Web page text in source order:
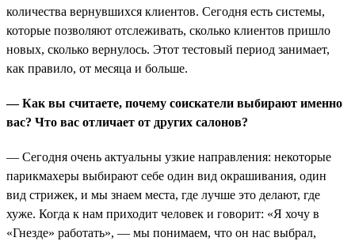
количества вернувшихся клиентов. Сегодня есть системы,
которые позволяют отслеживать, сколько клиентов пришло
новых, сколько вернулось. Этот тестовый период занимает,
как правило, от месяца и больше.
— Как вы считаете, почему соискатели выбирают именно
вас? Что вас отличает от других салонов?
— Сегодня очень актуальны узкие направления: некоторые
парикмахеры выбирают себе один вид окрашивания, один
вид стрижек, и мы знаем места, где лучше это делают, где
хуже. Когда к нам приходит человек и говорит: «Я хочу в
«Гнезде» работать», — мы понимаем, что он нас выбрал,